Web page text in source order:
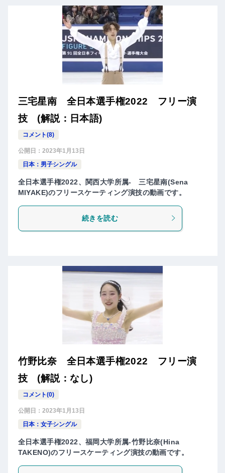
三宅星南 全日本選手権2022 フリー演
技 (解説：日本語)
コメント(8)
公開日： 2023年1月13日
日本：男子シングル
全日本選手権2022、関西大学所属- 三宅星南(Sena
MIYAKE)のフリースケーティング演技の動画です。
続きを読む
竹野比奈 全日本選手権2022 フリー演
技 (解説：なし)
コメント(0)
公開日： 2023年1月13日
日本：女子シングル
全日本選手権2022、福岡大学所属-竹野比奈(Hina
TAKENO)のフリースケーティング演技の動画です。